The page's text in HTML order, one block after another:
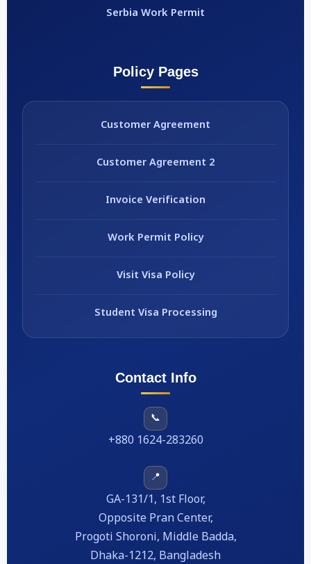
Serbia Work Permit
Policy Pages
Customer Agreement
Customer Agreement 2
Invoice Verification
Work Permit Policy
Visit Visa Policy
Student Visa Processing
Contact Info
📞
+880 1624-283260
📍
GA-131/1, 1st Floor,
Opposite Pran Center,
Progoti Shoroni, Middle Badda,
Dhaka-1212, Bangladesh